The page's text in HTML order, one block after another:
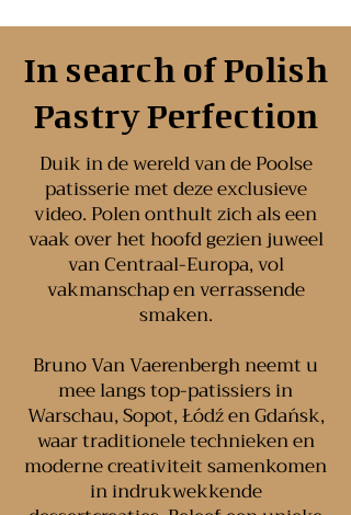
In search of Polish
Pastry Perfection
Duik in de wereld van de Poolse
patisserie met deze exclusieve
video. Polen onthult zich als een
vaak over het hoofd gezien juweel
van Centraal-Europa, vol
vakmanschap en verrassende
smaken.
Bruno Van Vaerenbergh neemt u
mee langs top-patissiers in
Warschau, Sopot, Łódź en Gdańsk,
waar traditionele technieken en
moderne creativiteit samenkomen
in indrukwekkende